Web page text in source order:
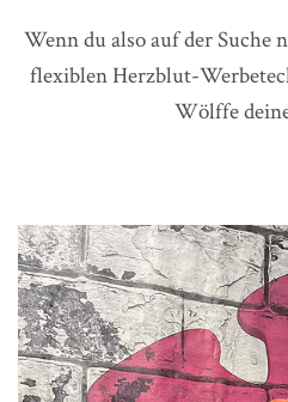
Wenn du also auf der Suche
flexiblen Herzblut-
Wölffe